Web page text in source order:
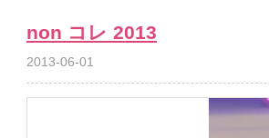
non コレ 2013
2013-06-01